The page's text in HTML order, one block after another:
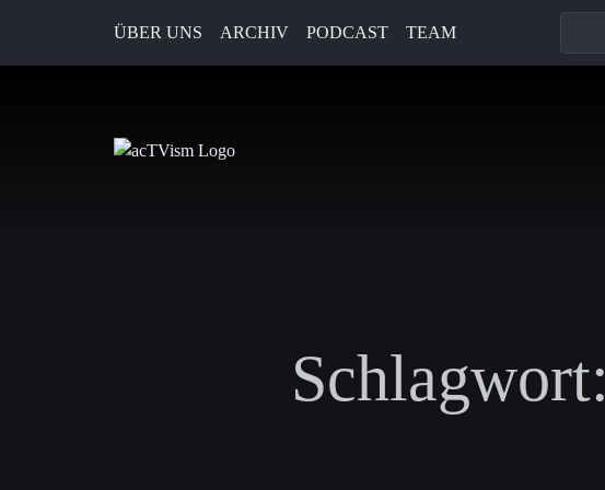
ÜBER UNS ARCHIV PODCAST TEAM
Schlagwort: